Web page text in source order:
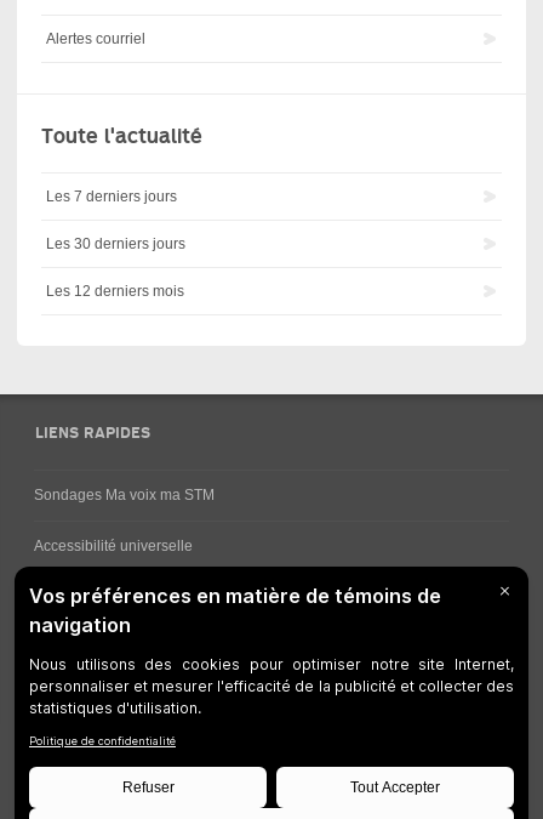
Alertes courriel
Toute l'actualité
Les 7 derniers jours
Les 30 derniers jours
Les 12 derniers mois
LIENS RAPIDES
Sondages Ma voix ma STM
Accessibilité universelle
Comment obtenir vos horaires de bus
Travaux en cours
Gestion des témoins
Accessibilité Web
Plan du site